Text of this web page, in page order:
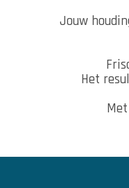
Jouw
Het